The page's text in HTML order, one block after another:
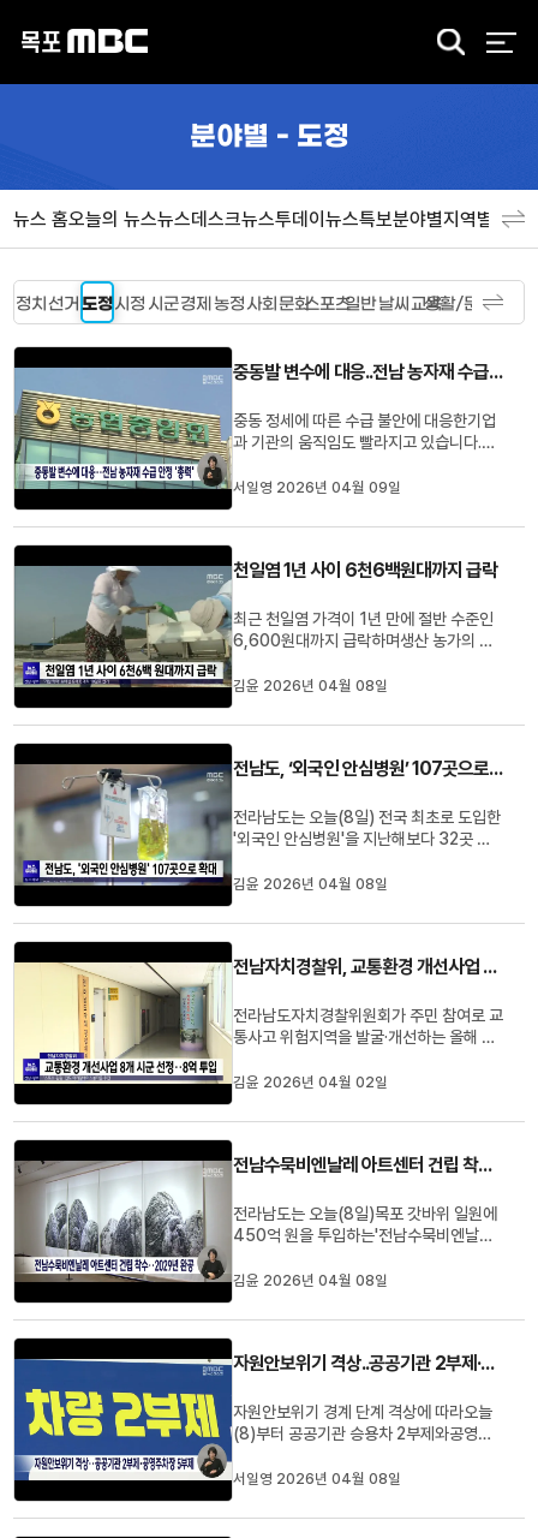
검
분야별 - 도정
뉴스 홈오늘의 뉴스뉴스데스크뉴스투데이뉴스특보분야별지역별 뉴스
정치 선거 도정시정 시군경제 농정 사회 문화스포츠일반날씨 교육
생활/문화
중동발 변수에 대응..전남 농자재 수급 안정 '총력'
중동 정세에 따른 수급 불안에 대응한기업
과 기관의 움직임도 빨라지고 있습니다.국
의존도를 낮추기 위해 원료 수입선을 베트
다.농협중앙회는 농가의 선구매 증가에 대
실수요 범위로 제한했다고 밝...
서일영 2026년 04월 09일
천일염 1년 사이 6천6백원대까지 급락
최근 천일염 가격이 1년 만에 절반 수준인
6,600원대까지 급락하며생산 농가의 경
따르면천일염 20킬로그램 한 포대 가격은
지난 3월 6천6백 원대까지 급락했습니다.
회를 열고고부가가치 산업 전환과 ...
김윤 2026년 04월 08일
전남도, ‘외국인 안심병원’ 107곳으로 확대
전라남도는 오늘(8일) 전국 최초로 도입한
'외국인 안심병원'을 지난해보다 32곳 늘
니다.전남도는 촘촘한 의료지원 네트워크
강하고 안정적으로 정착할 수 있도록 의료
외국인안심병원 #의료사각지대해...
김윤 2026년 04월 08일
전남자치경찰위, 교통환경 개선사업 8개 시군 선정…8억 투입
전라남도자치경찰위원회가 주민 참여로 교
통사고 위험지역을 발굴·개선하는 올해 교
강진 등 8개 시군을 선정했습니다.선정된
단속카메라와 감응신호기 등 안전시설을확
선 #주민참여교통안전
김윤 2026년 04월 02일
전남수묵비엔날레 아트센터 건립 착수… 2029년 완공
전라남도는 오늘(8일)목포 갓바위 일원에
450억 원을 투입하는'전남수묵비엔날레
보고회를 열었습니다.오는 2029년 완공
모두 갖춘 서남권 최대 복합문화공간으로
을수행하게 됩니다.전남도는 수...
김윤 2026년 04월 08일
자원안보위기 격상..공공기관 2부제·공영주차장 5부제
자원안보위기 경계 단계 격상에 따라오늘
(8)부터 공공기관 승용차 2부제와공영주
라 전남도청 등 전국 1만 천여개 기관 임직
홀수인 차량만, 짝수일에는 짝수 차량만 운
서일영 2026년 04월 08일